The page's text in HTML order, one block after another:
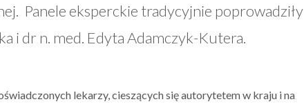
Panele eksperckie tradycyjnie poprowadziły
i dr n. med. Edyta Adamczyk-Kutera.
lekarzy, cieszących się autorytetem w kraju i na